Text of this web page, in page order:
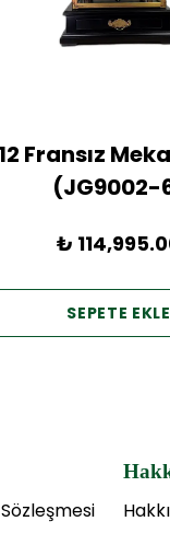
Fransız
(JG9002-
₺
SEPETE EKLE